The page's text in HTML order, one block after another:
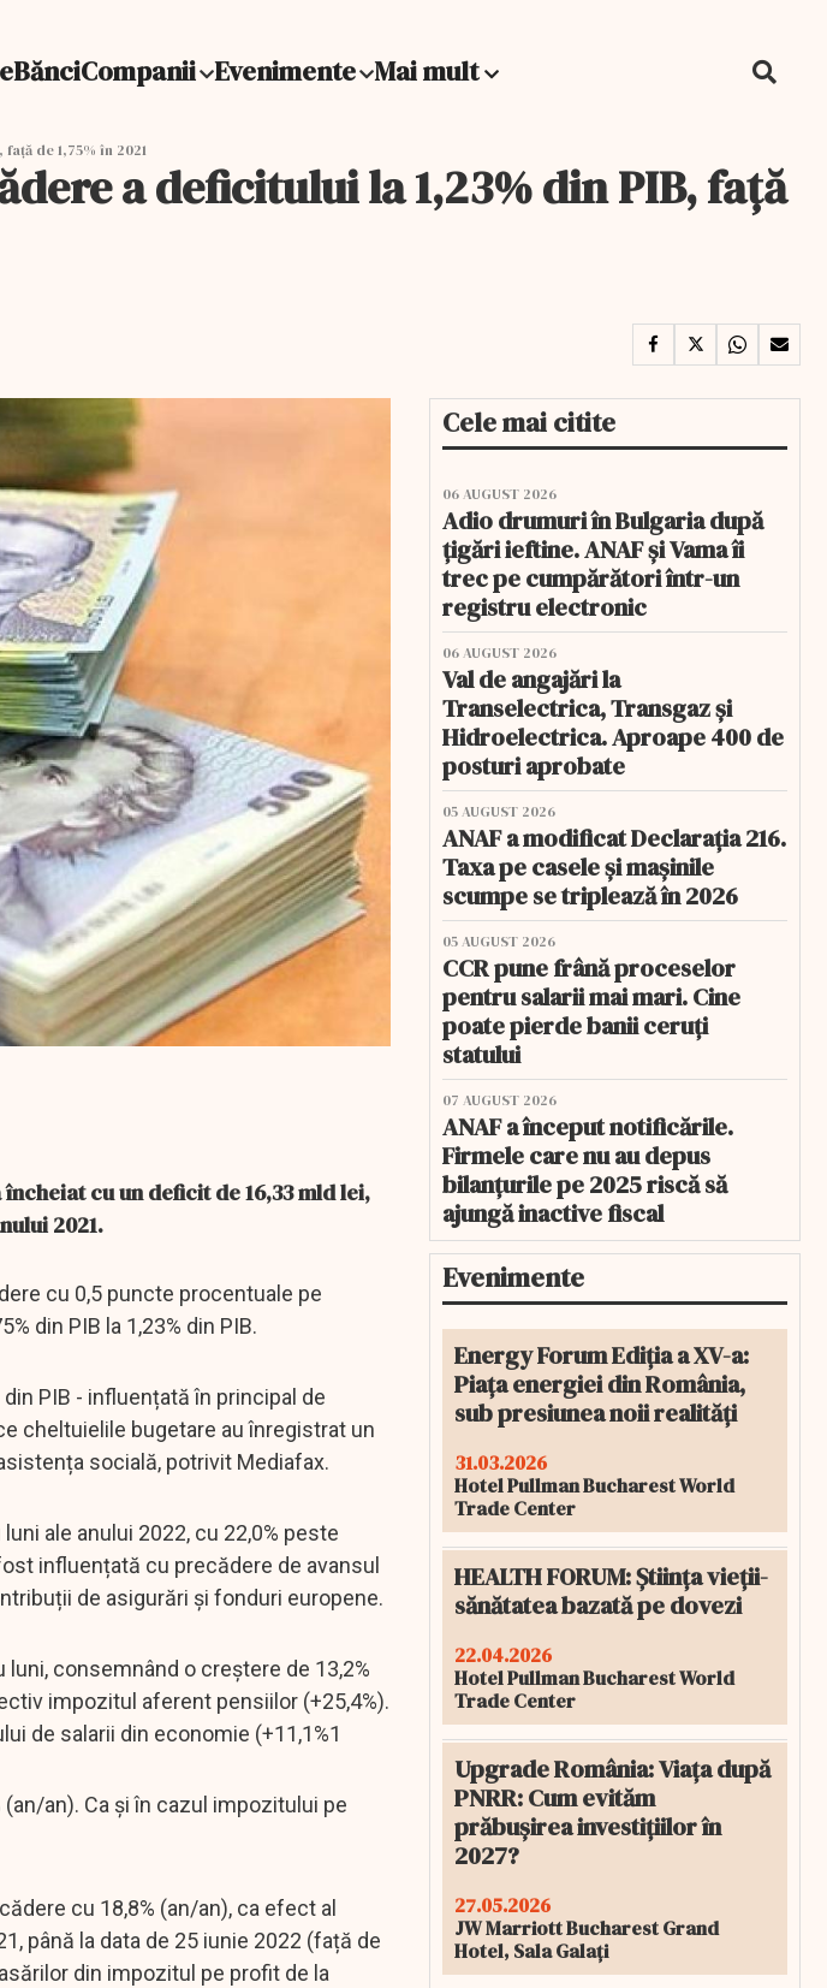
BănciCompanii Evenimente Mai mult
de 1,75% în 2021
a deficitului la 1,23% din PIB, față
cu un deficit de 16,33 mld lei,
2021.
cu 0,5 puncte procentuale pe
din PIB la 1,23% din PIB.
PIB - influențată în principal de
cheltuielile bugetare au înregistrat un
socială, potrivit Mediafax.
ale anului 2022, cu 22,0% peste
influențată cu precădere de avansul
de asigurări și fonduri europene.
consemnând o creștere de 13,2%
impozitul aferent pensiilor (+25,4%).
de salarii din economie (+11,1%1
an). Ca și în cazul impozitului pe
cu 18,8% (an/an), ca efect al
până la data de 25 iunie 2022 (față de
din impozitul pe profit de la
Cele mai citite
06 AUGUST 2026
Adio drumuri în Bulgaria după
țigări ieftine. ANAF și Vama îi
trec pe cumpărători într-un
registru electronic
06 AUGUST 2026
Val de angajări la
Transelectrica, Transgaz și
Hidroelectrica. Aproape 400 de
posturi aprobate
05 AUGUST 2026
ANAF a modificat Declarația 216.
Taxa pe casele și mașinile
scumpe se triplează în 2026
05 AUGUST 2026
CCR pune frână proceselor
pentru salarii mai mari. Cine
poate pierde banii ceruți
statului
07 AUGUST 2026
ANAF a început notificările.
Firmele care nu au depus
bilanțurile pe 2025 riscă să
ajungă inactive fiscal
Evenimente
Energy Forum Ediția a XV-a:
Piața energiei din România,
sub presiunea noii realități
31.03.2026
Hotel Pullman Bucharest World
Trade Center
HEALTH FORUM: Știința vieții-
sănătatea bazată pe dovezi
22.04.2026
Hotel Pullman Bucharest World
Trade Center
Upgrade România: Viața după
PNRR: Cum evităm
prăbușirea investițiilor în
2027?
27.05.2026
JW Marriott Bucharest Grand
Hotel, Sala Galați